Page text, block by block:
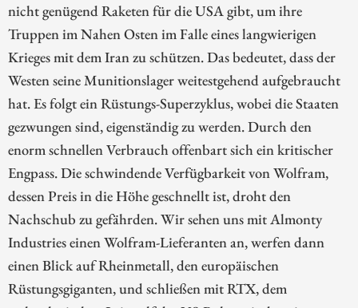
nicht genügend Raketen für die USA gibt, um ihre
Truppen im Nahen Osten im Falle eines langwierigen
Krieges mit dem Iran zu schützen. Das bedeutet, dass der
Westen seine Munitionslager weitestgehend aufgebraucht
hat. Es folgt ein Rüstungs-Superzyklus, wobei die Staaten
gezwungen sind, eigenständig zu werden. Durch den
enorm schnellen Verbrauch offenbart sich ein kritischer
Engpass. Die schwindende Verfügbarkeit von Wolfram,
dessen Preis in die Höhe geschnellt ist, droht den
Nachschub zu gefährden. Wir sehen uns mit Almonty
Industries einen Wolfram-Lieferanten an, werfen dann
einen Blick auf Rheinmetall, den europäischen
Rüstungsgiganten, und schließen mit RTX, dem